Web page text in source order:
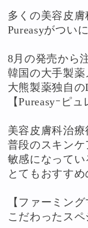
多くの美容皮
Pureasyがつい
8月の発売から
韓国の大手製薬
大熊製薬独自
【Pureasyｰピ
美容皮膚科治
普段のスキン
敏感になって
とてもおすす
【ファーミン
こだわったス